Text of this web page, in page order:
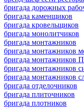
бригада дорожных
бригада каменщиков
бригада кровельщиков
бригада монолитчиков
бригада монтажников
бригада монтажников
бригада монтажников
бригада монтажников
бригада монтажников
бригада отделочников
бригада плиточников
бригада плотников